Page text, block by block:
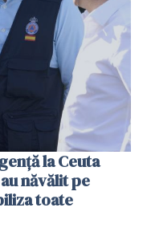
la Ceuta
năvălit pe
toate